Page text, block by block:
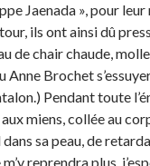
Jaenada », pour leur
tour, ils ont ainsi dû
de chair chaude,
Anne Brochet
Pendant toute
miens, collée au
sa peau, de
reprendra plus,